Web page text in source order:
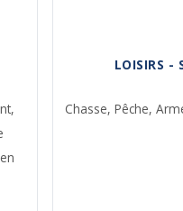
LOISIRS -
Chasse,Pêche,